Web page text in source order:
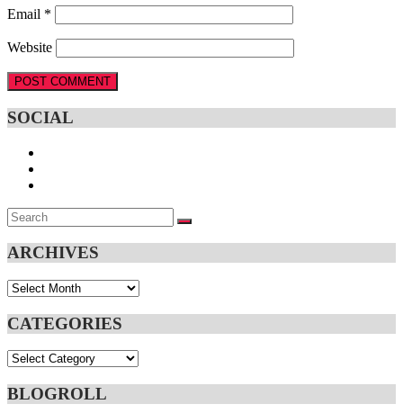
Email *
Website
SOCIAL
Search
for:
SEARCH
ARCHIVES
Archives
CATEGORIES
Categories
BLOGROLL